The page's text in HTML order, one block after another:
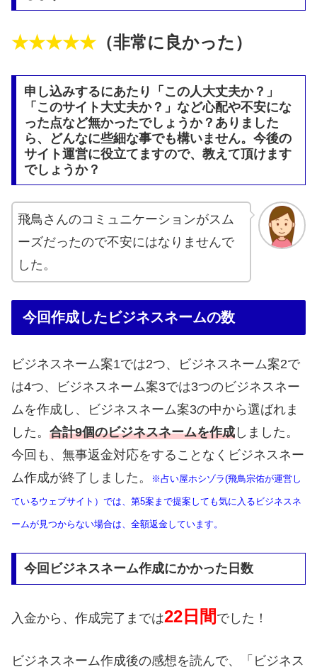
★★★★★（非常に良かった）
申し込みするにあたり「この人大丈夫か？」
「このサイト大丈夫か？」など心配や不安にな
った点など無かったでしょうか？ありました
ら、どんなに些細な事でも構いません。今後の
サイト運営に役立てますので、教えて頂けます
でしょうか？
飛鳥さんのコミュニケーションがスム
ーズだったので不安にはなりませんで
した。
今回作成したビジネスネームの数
ビジネスネーム案1では2つ、ビジネスネーム案2で
は4つ、ビジネスネーム案3では3つのビジネスネー
ムを作成し、ビジネスネーム案3の中から選ばれま
した。 合計9個のビジネスネームを作成 しました。
今回も、無事返金対応をすることなくビジネスネー
ム作成が終了しました。
※占い屋ホシゾラ(飛鳥宗佑が運営し
ているウェブサイト）では、第5案まで提案しても気に入るビジネスネ
ームが見つからない場合は、全額返金しています。
今回ビジネスネーム作成にかかった日数
入金から、作成完了までは22日間 でした！
ビジネスネーム作成後の感想を読んで、「ビジネス